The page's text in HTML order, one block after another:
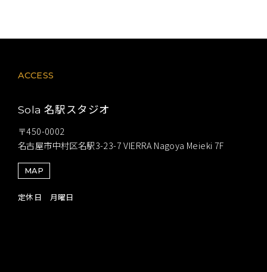
ACCESS
Sola 名駅スタジオ
〒450-0002
名古屋市中村区名駅3-23-7 VIERRA Nagoya Meieki 7F
MAP
定休日 月曜日